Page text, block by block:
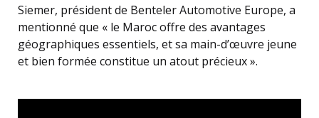
Siemer, président de Benteler Automotive Europe, a
mentionné que « le Maroc offre des avantages
géographiques essentiels, et sa main-d’œuvre jeune
et bien formée constitue un atout précieux ».